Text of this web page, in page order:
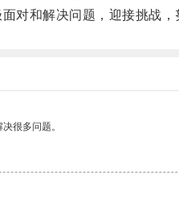
和解决问题，迎接挑战，
很多问题。